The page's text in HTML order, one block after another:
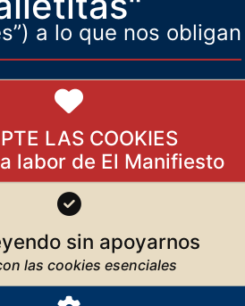
a lo que nos obligan
LAS COOKIES
sin apoyarnos